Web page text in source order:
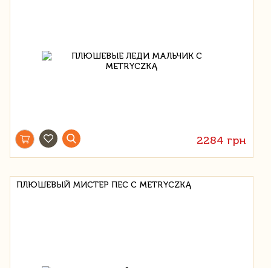
2284 грн
ПЛЮШЕВЫЙ МИСТЕР ПЕС С METRYCZKĄ